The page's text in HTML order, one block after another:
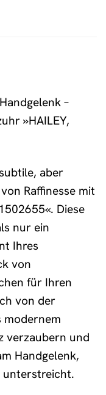
–
»HAILEY,
aber
Raffinesse mit
Diese
nur ein
Ihres
von
für Ihren
von der
modernem
verzaubern und
Handgelenk,
unterstreicht.